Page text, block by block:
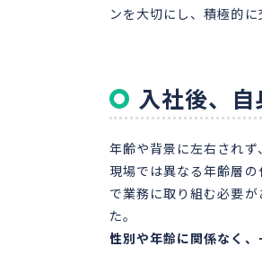
ンを大切にし、積極的に
入社後、
年齢や背景に左右されず
現場では異なる年齢層
で業務に取り組む必要
た。
性別や年齢に関係なく、